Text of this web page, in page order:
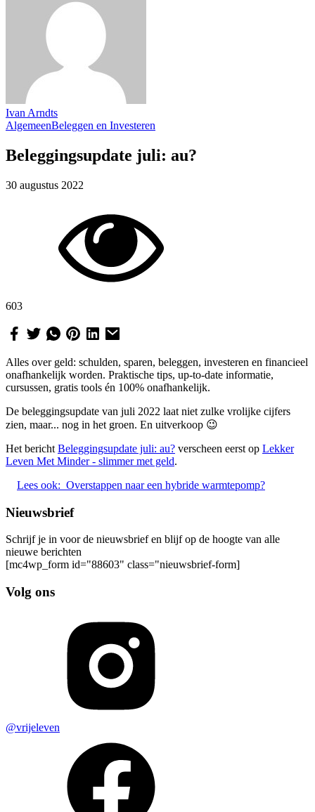
Ivan Arndts
AlgemeenBeleggen en Investeren
Beleggingsupdate juli: au?
30 augustus 2022
603
Alles over geld: schulden, sparen, beleggen, investeren en financieel
onafhankelijk worden. Praktische tips, up-to-date informatie,
cursussen, gratis tools én 100% onafhankelijk.
De beleggingsupdate van juli 2022 laat niet zulke vrolijke cijfers
zien, maar... nog in het groen. En uitverkoop 😉
Het bericht Beleggingsupdate juli: au? verscheen eerst op Lekker
Leven Met Minder - slimmer met geld.
Lees ook: Overstappen naar een hybride warmtepomp?
Nieuwsbrief
Schrijf je in voor de nieuwsbrief en blijf op de hoogte van alle
nieuwe berichten
[mc4wp_form id="88603" class="nieuwsbrief-form]
Volg ons
@vrijeleven